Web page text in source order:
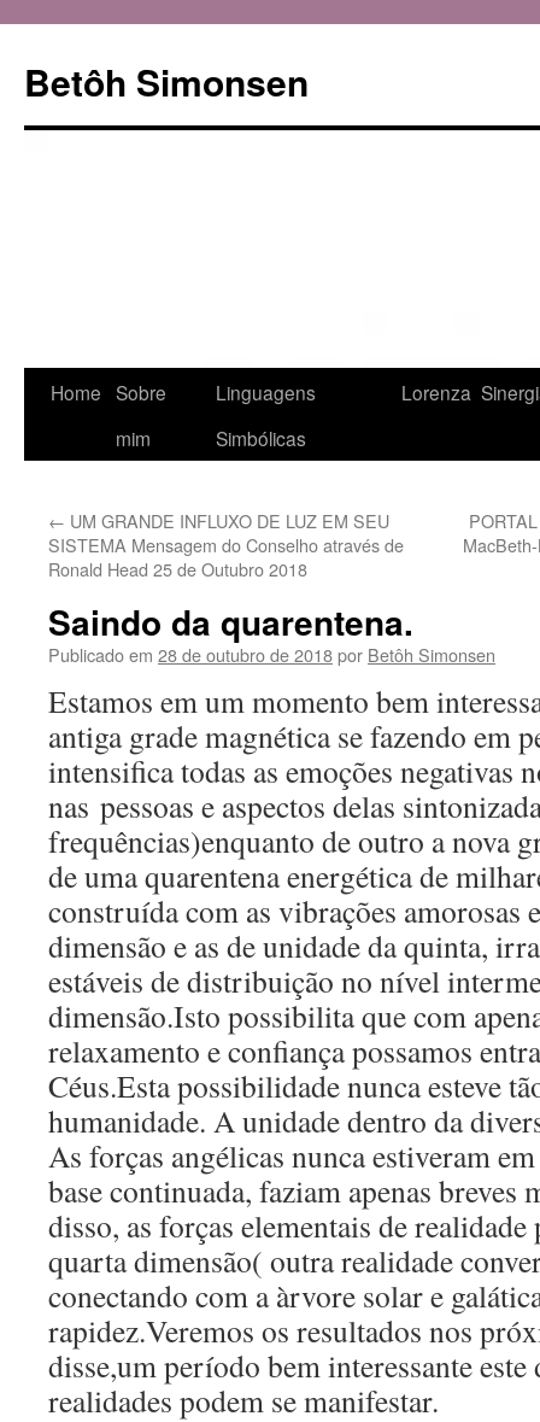
Betôh Simonsen
Pular
conteúdo
Home Sobre
mim
Linguagens
Simbólicas
Lorenza
← UM GRANDE INFLUXO DE LUZ EM SEU
SISTEMA Mensagem do Conselho através de
Ronald Head 25 de Outubro 2018
Saindo da quarentena.
Publicado em 28 de outubro de 2018por Betôh Simonsen
Estamos em um momento bem
antiga grade magnética se fazendo em
intensifica todas as emoções negativas
nas pessoas e aspectos delas
frequências)enquanto de outro a nova
de uma quarentena energética de
construída com as vibrações amorosas
dimensão e as de unidade da quinta,
estáveis de distribuição no nível
dimensão.Isto possibilita que com
relaxamento e confiança possamos
Céus.Esta possibilidade nunca esteve
humanidade. A unidade dentro da
As forças angélicas nunca estiveram
base continuada, faziam apenas breves
disso, as forças elementais de
quarta dimensão( outra realidade
conectando com a àrvore solar e
rapidez.Veremos os resultados nos
disse,um período bem interessante
realidades podem se manifestar.